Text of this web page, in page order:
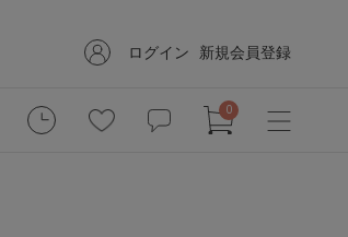
ログイン 新規会員登録
0